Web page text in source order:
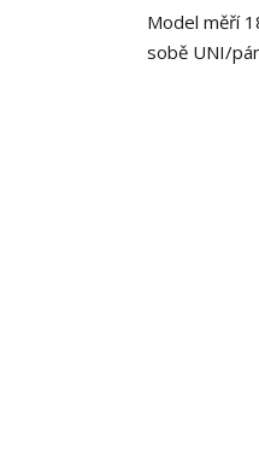
Model měří
sobě UNI/